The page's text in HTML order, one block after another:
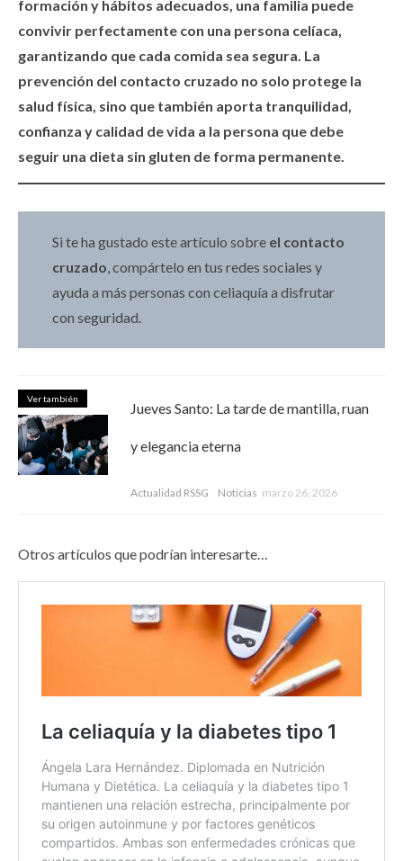
formación y hábitos adecuados, una familia puede
convivir perfectamente con una persona celíaca,
garantizando que cada comida sea segura. La
prevención del contacto cruzado no solo protege la
salud física, sino que también aporta tranquilidad,
confianza y calidad de vida a la persona que debe
seguir una dieta sin gluten de forma permanente.
Si te ha gustado este artículo sobre el contacto
cruzado , compártelo en tus redes sociales y
ayuda a más personas con celiaquía a disfrutar
con seguridad.
Ver también
Jueves Santo: La tarde de mantilla, ruan
y elegancia eterna
Actualidad RSSG Noticias marzo 26, 2026
Otros artículos que podrían interesarte…